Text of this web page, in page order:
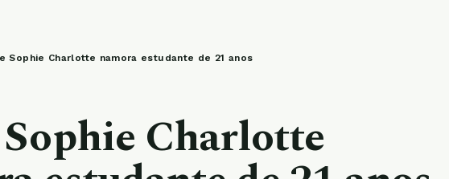
Sophie Charlotte namora estudante de 21 anos
Charlotte